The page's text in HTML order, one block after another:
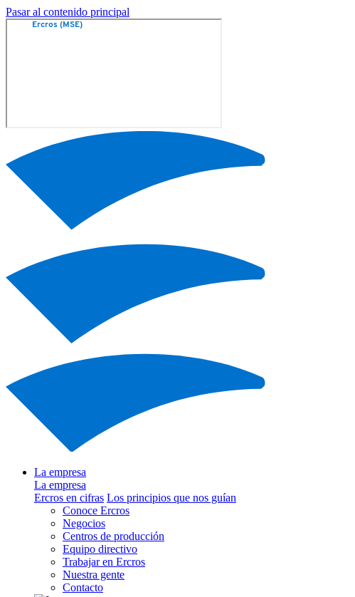
Pasar al contenido principal
La empresa
La empresa
Ercros en cifras Los principios que nos guían
Conoce Ercros
Negocios
Centros de producción
Equipo directivo
Trabajar en Ercros
Nuestra gente
Contacto